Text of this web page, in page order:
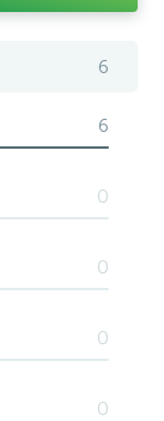
6
6
0
0
0
0